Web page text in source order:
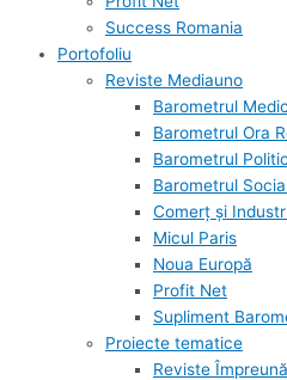
Success Romania
Portofoliu
Reviste Mediauno
Barometrul
Barometrul Ora
Barometrul Politic
Barometrul
Comerț și
Micul Paris
Noua Europă
Profit Net
Supliment
Proiecte tematice
Reviste